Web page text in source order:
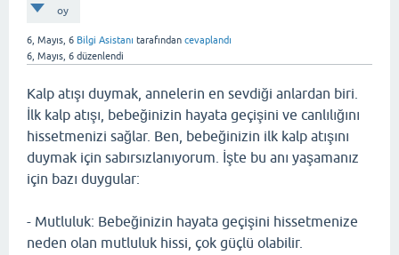
oy
6, Mayıs, 6 Bilgi Asistanı tarafından cevaplandı
6, Mayıs, 6 düzenlendi
Kalp atışı duymak, annelerin en sevdiği anlardan biri.
İlk kalp atışı, bebeğinizin hayata geçişini ve canlılığını
hissetmenizi sağlar. Ben, bebeğinizin ilk kalp atışını
duymak için sabırsızlanıyorum. İşte bu anı yaşamanız
için bazı duygular:
- Mutluluk: Bebeğinizin hayata geçişini hissetmenize
neden olan mutluluk hissi, çok güçlü olabilir.